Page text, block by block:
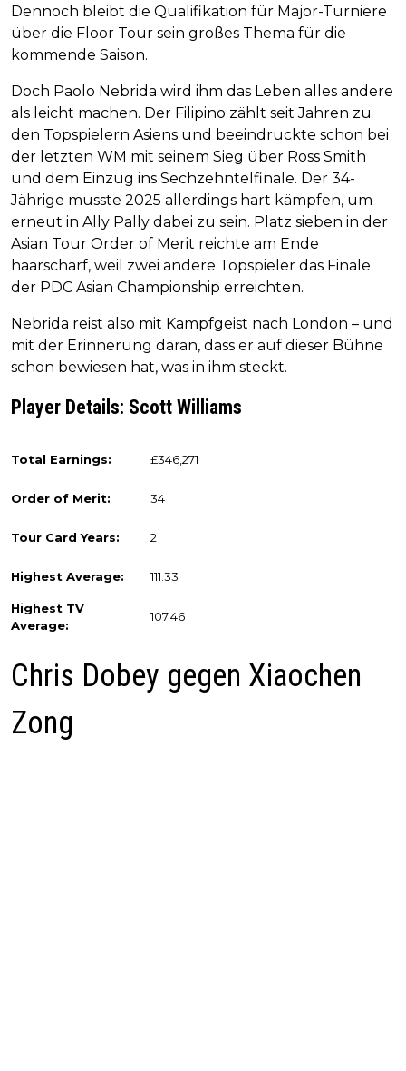
Dennoch bleibt die Qualifikation für Major-Turniere
über die Floor Tour sein großes Thema für die
kommende Saison.
Doch Paolo Nebrida wird ihm das Leben alles andere
als leicht machen. Der Filipino zählt seit Jahren zu
den Topspielern Asiens und beeindruckte schon bei
der letzten WM mit seinem Sieg über Ross Smith
und dem Einzug ins Sechzehntelfinale. Der 34-
Jährige musste 2025 allerdings hart kämpfen, um
erneut in Ally Pally dabei zu sein. Platz sieben in der
Asian Tour Order of Merit reichte am Ende
haarscharf, weil zwei andere Topspieler das Finale
der PDC Asian Championship erreichten.
Nebrida reist also mit Kampfgeist nach London – und
mit der Erinnerung daran, dass er auf dieser Bühne
schon bewiesen hat, was in ihm steckt.
Player Details: Scott Williams
Total Earnings: £346,271
Order of Merit: 34
Tour Card Years: 2
Highest Average: 111.33
Highest TV
Average:
107.46
Chris Dobey gegen Xiaochen
Zong